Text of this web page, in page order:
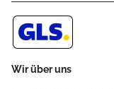
Wir über uns